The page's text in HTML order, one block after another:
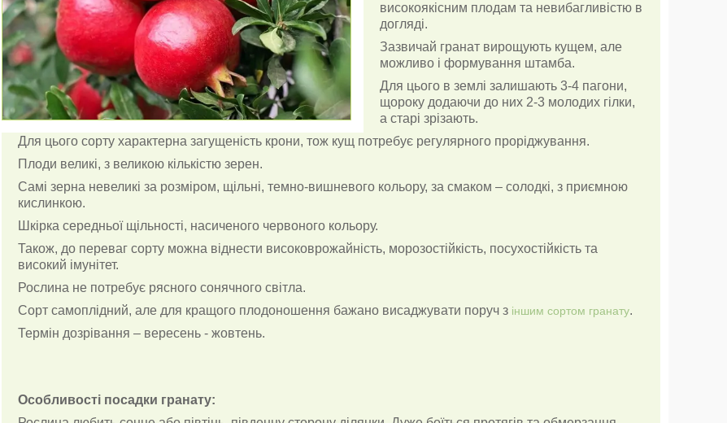
високоякісним плодам та невибагливістю в
догляді.
Зазвичай гранат вирощують кущем, але
можливо і формування штамба.
Для цього в землі залишають 3-4 пагони,
щороку додаючи до них 2-3 молодих гілки,
а старі зрізають.
Для цього сорту характерна загущеність крони, тож кущ потребує регулярного проріджування.
Плоди великі, з великою кількістю зерен.
Самі зерна невеликі за розміром, щільні, темно-вишневого кольору, за смаком – солодкі, з приємною
кислинкою.
Шкірка середньої щільності, насиченого червоного кольору.
Також, до переваг сорту можна віднести високоврожайність, морозостійкість, посухостійкість та
високий імунітет.
Рослина не потребує рясного сонячного світла.
Сорт самоплідний, але для кращого плодоношення бажано висаджувати поруч з іншим сортом гранату.
Термін дозрівання – вересень - жовтень.
Особливості посадки гранату: